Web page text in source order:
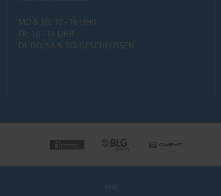
MO & MI: 10 - 16 UHR
FR: 10 - 14 UHR
DI, DO, SA & SO: GESCHLOSSEN
AGB